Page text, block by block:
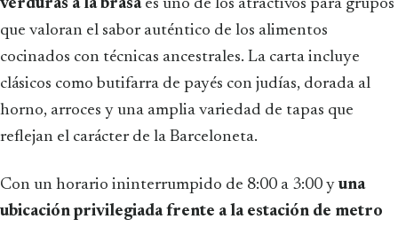
verduras a la brasaes uno de los atractivos para grupos
que valoran el sabor auténtico de los alimentos
cocinados con técnicas ancestrales. La carta incluye
clásicos como butifarra de payés con judías, dorada al
horno, arroces y una amplia variedad de tapas que
reflejan el carácter de la Barceloneta.
Con un horario ininterrumpido de 8:00 a 3:00 yuna
ubicación privilegiada frente a la estación de metro